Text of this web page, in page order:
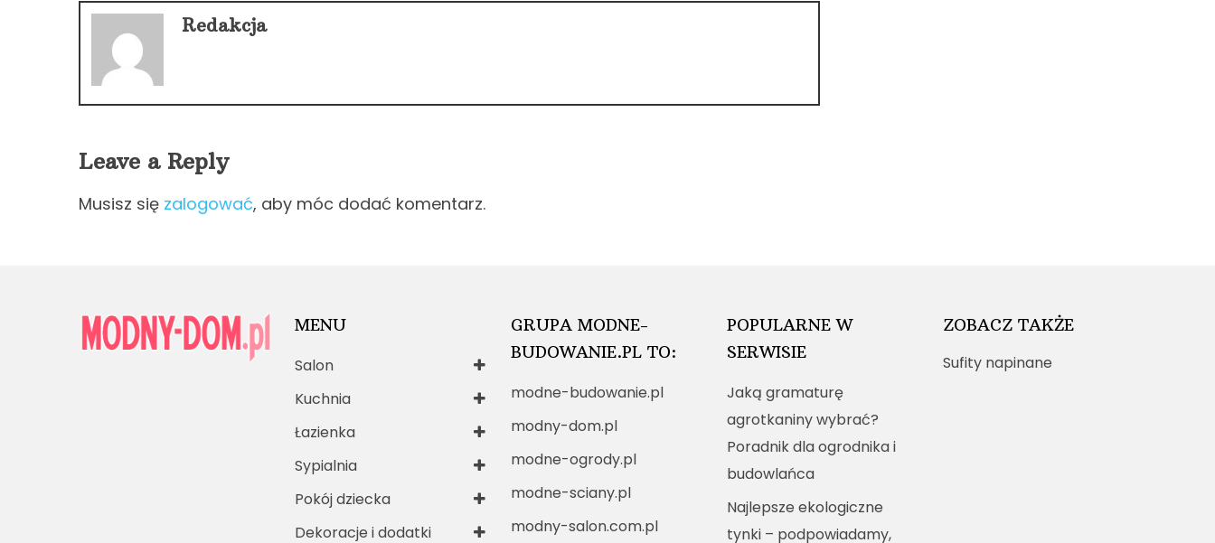
Redakcja
Leave a Reply
Musisz się zalogować, aby móc dodać komentarz.
MENU
Salon
Kuchnia
Łazienka
Sypialnia
Pokój dziecka
Dekoracje i dodatki
GRUPA MODNE-
BUDOWANIE.PL TO:
modne-budowanie.pl
modny-dom.pl
modne-ogrody.pl
modne-sciany.pl
modny-salon.com.pl
POPULARNE W
SERWISIE
Jaką gramaturę
agrotkaniny wybrać?
Poradnik dla ogrodnika i
budowlańca
Najlepsze ekologiczne
tynki – podpowiadamy,
ZOBACZ TAKŻE
Sufity napinane